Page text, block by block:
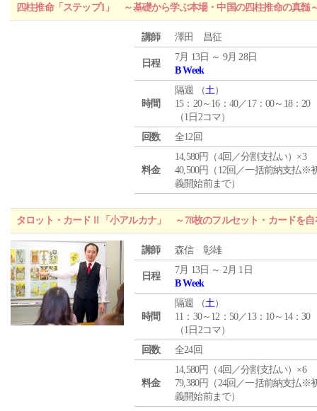
四柱推命「ステップ1」 ～基礎から学ぶ本場・中国の四柱推命の真髄
講師 澤田 昌征
日程
7月 13日 ～ 9月 28日
B Week
時間
隔週 （土）
15：20～16：40／17：00～18：20
（1日2コマ）
回数
全12回
料金
14,580円（4回／分割支払い）×3
40,500円（12回／一括前納支払※
義開始前まで）
タロット・カードⅡ「小アルカナ」 ～78枚のフルセット・カードを自
講師 森信 彰雄
日程
7月 13日 ～ 2月 1日
B Week
時間
隔週 （土）
11：30～12：50／13：10～14：30
（1日2コマ）
回数
全24回
料金
14,580円（4回／分割支払い）×6
79,380円（24回／一括前納支払※
義開始前まで）